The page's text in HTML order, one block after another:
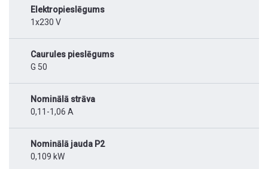
Elektropieslēgums
1x230 V
Caurules pieslēgums
G 50
Nominālā strāva
0,11-1,06 A
Nominālā jauda P2
0,109 kW